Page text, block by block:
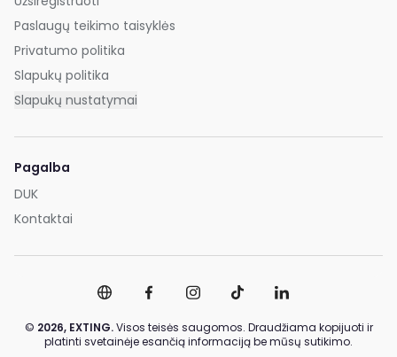
Paslaugų teikimo taisyklės
Privatumo politika
Slapukų politika
Slapukų nustatymai
Pagalba
DUK
Kontaktai
© 2026, EXTING.Visos teisės saugomos. Draudžiama kopijuoti ir
platinti svetainėje esančią informaciją be mūsų sutikimo.